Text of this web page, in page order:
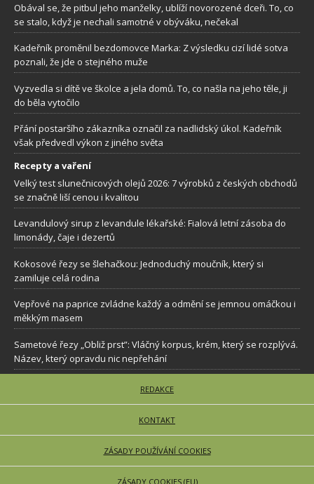
Obával se, že pitbul jeho manželky, ublíží novorozené dceři. To, co
se stalo, když je nechali samotné v obýváku, nečekal
Kadeřník proměnil bezdomovce Marka: Z výsledku cizí lidé sotva
poznali, že jde o stejného muže
Vyzvedla si dítě ve školce a jela domů. To, co našla na jeho těle, ji
do běla vytočilo
Přání postaršího zákazníka označil za nadlidský úkol. Kadeřník
však předvedl výkon z jiného světa
Recepty a vaření
Velký test slunečnicových olejů 2026: 7 výrobků z českých obchodů
se značně liší cenou i kvalitou
Levandulový sirup z levandule lékařské: Fialová letní zásoba do
limonády, čaje i dezertů
Kokosové řezy se šlehačkou: Jednoduchý moučník, který si
zamiluje celá rodina
Vepřové na paprice zvládne každý a odmění se jemnou omáčkou i
měkkým masem
Sametové řezy „Obliž prst”: Vláčný korpus, krém, který se rozplývá.
Název, který opravdu nic nepřehání
REDAKCE
KONTAKT
ZÁSADY POUŽÍVÁNÍ COOKIES
ZÁSADY COOKIES (EU)